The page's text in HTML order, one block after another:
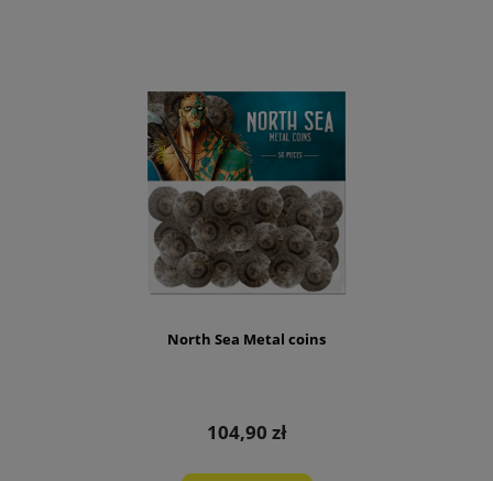
North Sea Metal coins
104,90 zł